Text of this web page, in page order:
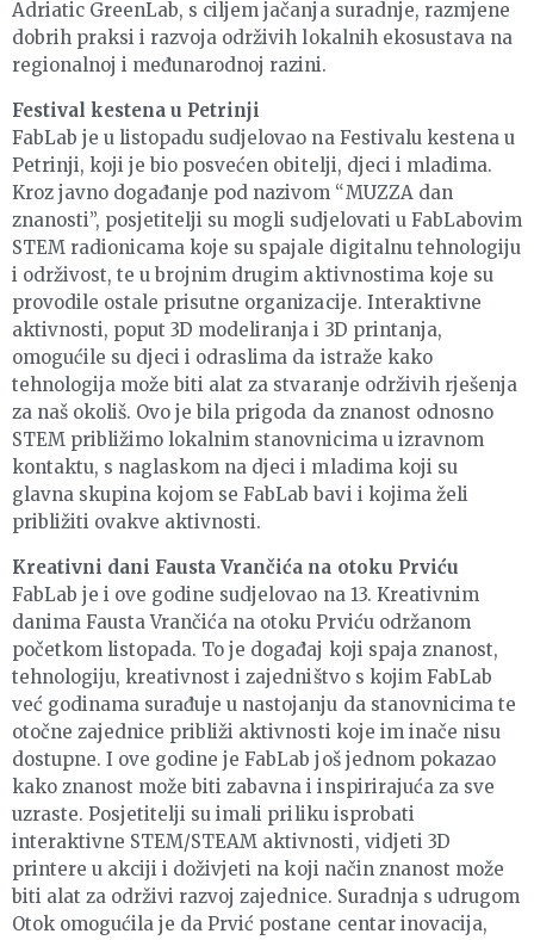
Adriatic GreenLab, s ciljem jačanja suradnje, razmjene
dobrih praksi i razvoja održivih lokalnih ekosustava na
regionalnoj i međunarodnoj razini.
Festival kestena u Petrinji
FabLab je u listopadu sudjelovao na Festivalu kestena u
Petrinji, koji je bio posvećen obitelji, djeci i mladima.
Kroz javno događanje pod nazivom “MUZZA dan
znanosti”, posjetitelji su mogli sudjelovati u FabLabovim
STEM radionicama koje su spajale digitalnu tehnologiju
i održivost, te u brojnim drugim aktivnostima koje su
provodile ostale prisutne organizacije. Interaktivne
aktivnosti, poput 3D modeliranja i 3D printanja,
omogućile su djeci i odraslima da istraže kako
tehnologija može biti alat za stvaranje održivih rješenja
za naš okoliš. Ovo je bila prigoda da znanost odnosno
STEM približimo lokalnim stanovnicima u izravnom
kontaktu, s naglaskom na djeci i mladima koji su
glavna skupina kojom se FabLab bavi i kojima želi
približiti ovakve aktivnosti.
Kreativni dani Fausta Vrančića na otoku Prviću
FabLab je i ove godine sudjelovao na 13. Kreativnim
danima Fausta Vrančića na otoku Prviću održanom
početkom listopada. To je događaj koji spaja znanost,
tehnologiju, kreativnost i zajedništvo s kojim FabLab
već godinama surađuje u nastojanju da stanovnicima te
otočne zajednice približi aktivnosti koje im inače nisu
dostupne. I ove godine je FabLab još jednom pokazao
kako znanost može biti zabavna i inspirirajuća za sve
uzraste. Posjetitelji su imali priliku isprobati
interaktivne STEM/STEAM aktivnosti, vidjeti 3D
printere u akciji i doživjeti na koji način znanost može
biti alat za održivi razvoj zajednice. Suradnja s udrugom
Otok omogućila je da Prvić postane centar inovacija,